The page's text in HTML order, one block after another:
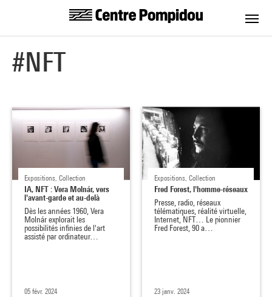
Centre Pompidou
#NFT
Expositions, Collection
IA, NFT : Vera Molnár, vers
l'avant-garde et au-delà
Dès les années 1960, Vera
Molnár explorait les
possibilités infinies de l'art
assisté par ordinateur…
05 févr. 2024
Expositions, Collection
Fred Forest, l'homme-réseaux
Presse, radio, réseaux
télématiques, réalité virtuelle,
Internet, NFT… Le pionnier
Fred Forest, 90 a…
23 janv. 2024